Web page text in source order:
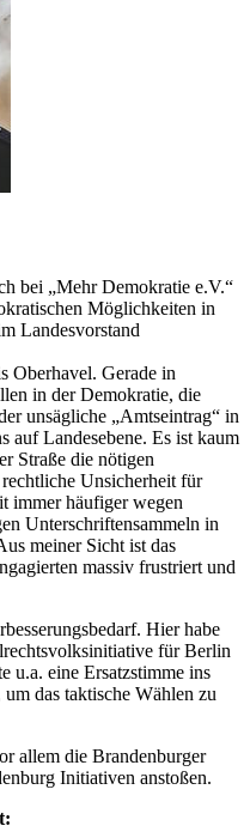
bei „Mehr Demokratie e.V.“
Möglichkeiten in
Landesvorstand
Oberhavel. Gerade in
in der Demokratie, die
unsägliche „Amtseintrag“ in
auf Landesebene. Es ist kaum
Straße die nötigen
Unsicherheit für
immer häufiger wegen
Unterschriftensammeln in
meiner Sicht ist das
massiv frustriert und
Hier habe
für Berlin
u.a. eine Ersatzstimme ins
das taktische Wählen zu
allem die Brandenburger
Initiativen anstoßen.